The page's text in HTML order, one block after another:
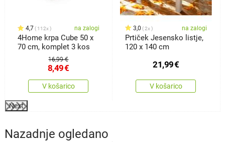
4,7 112x na zalogi
4Home krpa Cube 50 x
70 cm, komplet 3 kos
16,99 €
8,49€
V košarico
3,0 2x na zalogi
Prtiček Jesensko listje,
120 x 140 cm
21,99€
V košarico
Next
Nazadnje ogledano